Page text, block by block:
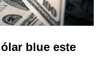
blue este